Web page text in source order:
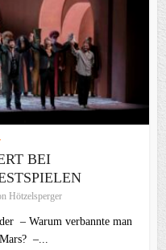
BEI
Hötzelsperger
– Warum verbannte man
–...